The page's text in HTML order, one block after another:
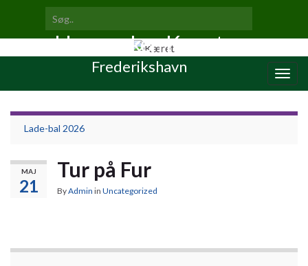
form
Search for:
Haveparken Kæret
Frederikshavn
Lade-bal 2026
MAJ
21
Tur på Fur
ByAdmin in Uncategorized